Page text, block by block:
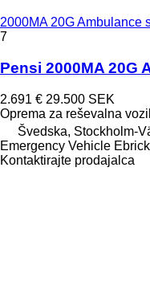
2000MA 20G Ambulance
7
Pensi 2000MA 20G
2.691 € 29.500 SEK
Oprema za reševalna
Švedska, Stockholm-
Emergency Vehicle Ebrick
Kontaktirajte prodajalca